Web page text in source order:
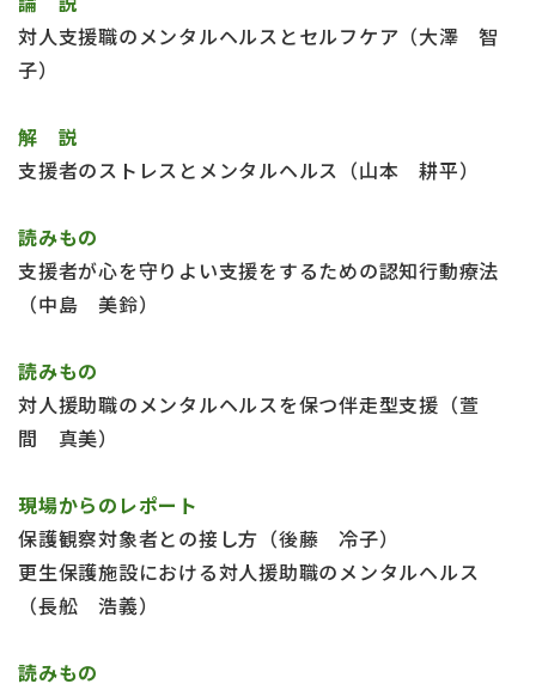
対人支援職のメンタルヘルスとセルフケア（大澤 智
子）
解 説
支援者のストレスとメンタルヘルス（山本 耕平）
読みもの
支援者が心を守りよい支援をするための認知行動療法
（中島 美鈴）
読みもの
対人援助職のメンタルヘルスを保つ伴走型支援（萱
間 真美）
現場からのレポート
保護観察対象者との接し方（後藤 冷子）
更生保護施設における対人援助職のメンタルヘルス
（長舩 浩義）
読みもの